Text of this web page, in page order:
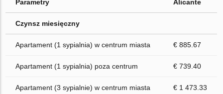
Parametry Alicante
Czynsz miesięczny
Apartament (1 sypialnia) w centrum miasta € 885.67
Apartament (1 sypialnia) poza centrum € 739.40
Apartament (3 sypialnie) w centrum miasta € 1 473.33